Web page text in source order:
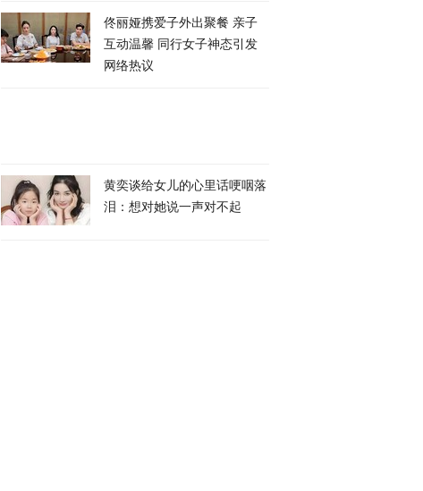
佟丽娅携爱子外出聚餐 亲子
互动温馨 同行女子神态引发
网络热议
黄奕谈给女儿的心里话哽咽落
泪：想对她说一声对不起